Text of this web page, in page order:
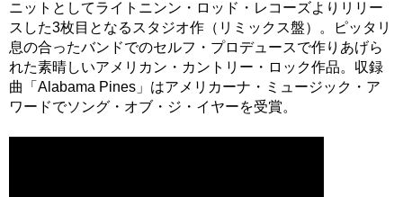
ニットとしてライトニンン・ロッド・レコーズよりリリー
スした3枚目となるスタジオ作（リミックス盤）。ピッタリ
息の合ったバンドでのセルフ・プロデュースで作りあげら
れた素晴しいアメリカン・カントリー・ロック作品。収録
曲「Alabama Pines」はアメリカーナ・ミュージック・ア
ワードでソング・オブ・ジ・イヤーを受賞。